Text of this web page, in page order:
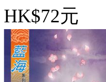
HK$72元